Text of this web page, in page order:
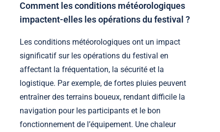
Comment les conditions météorologiques
impactent-elles les opérations du festival ?
Les conditions météorologiques ont un impact
significatif sur les opérations du festival en
affectant la fréquentation, la sécurité et la
logistique. Par exemple, de fortes pluies peuvent
entraîner des terrains boueux, rendant difficile la
navigation pour les participants et le bon
fonctionnement de l’équipement. Une chaleur